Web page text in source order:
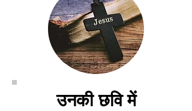
उनकी छवि में